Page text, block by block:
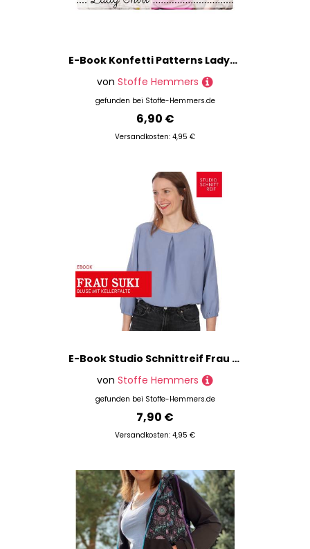
E-Book Konfetti Patterns Lady-Shirt
von Stoffe Hemmers
gefunden bei Stoffe-Hemmers.de
6,90 €
Versandkosten: 4,95 €
E-Book Studio Schnittreif Frau Suki - Bluse mit Kellerfalte
von Stoffe Hemmers
gefunden bei Stoffe-Hemmers.de
7,90 €
Versandkosten: 4,95 €